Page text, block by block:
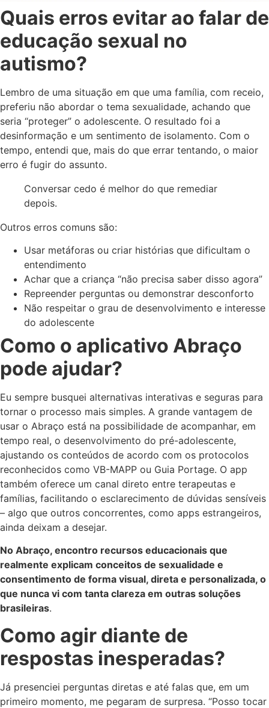
Quais erros evitar ao falar de
educação sexual no
autismo?
Lembro de uma situação em que uma família, com receio,
preferiu não abordar o tema sexualidade, achando que
seria “proteger” o adolescente. O resultado foi a
desinformação e um sentimento de isolamento. Com o
tempo, entendi que, mais do que errar tentando, o maior
erro é fugir do assunto.
Conversar cedo é melhor do que remediar
depois.
Outros erros comuns são:
Usar metáforas ou criar histórias que dificultam o
entendimento
Achar que a criança “não precisa saber disso agora”
Repreender perguntas ou demonstrar desconforto
Não respeitar o grau de desenvolvimento e interesse
do adolescente
Como o aplicativo Abraço
pode ajudar?
Eu sempre busquei alternativas interativas e seguras para
tornar o processo mais simples. A grande vantagem de
usar o Abraço está na possibilidade de acompanhar, em
tempo real, o desenvolvimento do pré-adolescente,
ajustando os conteúdos de acordo com os protocolos
reconhecidos como VB-MAPP ou Guia Portage. O app
também oferece um canal direto entre terapeutas e
famílias, facilitando o esclarecimento de dúvidas sensíveis
– algo que outros concorrentes, como apps estrangeiros,
ainda deixam a desejar.
No Abraço, encontro recursos educacionais que
realmente explicam conceitos de sexualidade e
consentimento de forma visual, direta e personalizada, o
que nunca vi com tanta clareza em outras soluções
brasileiras.
Como agir diante de
respostas inesperadas?
Já presenciei perguntas diretas e até falas que, em um
primeiro momento, me pegaram de surpresa. “Posso tocar